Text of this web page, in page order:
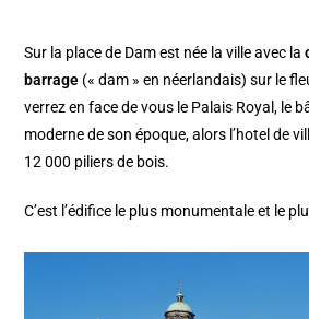
Sur la place de Dam est née la ville avec la
barrage (« dam » en néerlandais) sur le
verrez en face de vous le Palais Royal, le
moderne de son époque, alors l’hotel de
12 000 piliers de bois.
C’est l’édifice le plus monumentale et le